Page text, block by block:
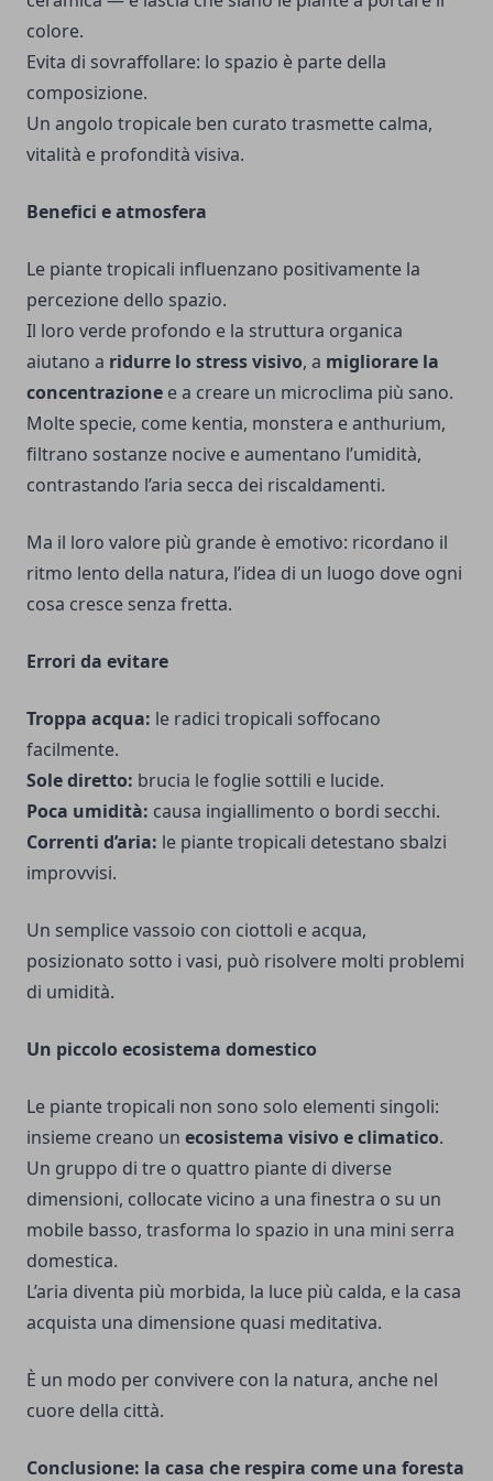
colore.
Evita di sovraffollare: lo spazio è parte della
composizione.
Un angolo tropicale ben curato trasmette calma,
vitalità e profondità visiva.
Benefici e atmosfera
Le piante tropicali influenzano positivamente la
percezione dello spazio.
Il loro verde profondo e la struttura organica
aiutano a ridurre lo stress visivo, a migliorare la
concentrazione e a creare un microclima più sano.
Molte specie, come kentia, monstera e anthurium,
filtrano sostanze nocive e aumentano l’umidità,
contrastando l’aria secca dei riscaldamenti.
Ma il loro valore più grande è emotivo: ricordano il
ritmo lento della natura, l’idea di un luogo dove ogni
cosa cresce senza fretta.
Errori da evitare
Troppa acqua: le radici tropicali soffocano
facilmente.
Sole diretto: brucia le foglie sottili e lucide.
Poca umidità: causa ingiallimento o bordi secchi.
Correnti d’aria: le piante tropicali detestano sbalzi
improvvisi.
Un semplice vassoio con ciottoli e acqua,
posizionato sotto i vasi, può risolvere molti problemi
di umidità.
Un piccolo ecosistema domestico
Le piante tropicali non sono solo elementi singoli:
insieme creano un ecosistema visivo e climatico.
Un gruppo di tre o quattro piante di diverse
dimensioni, collocate vicino a una finestra o su un
mobile basso, trasforma lo spazio in una mini serra
domestica.
L’aria diventa più morbida, la luce più calda, e la casa
acquista una dimensione quasi meditativa.
È un modo per convivere con la natura, anche nel
cuore della città.
Conclusione: la casa che respira come una foresta